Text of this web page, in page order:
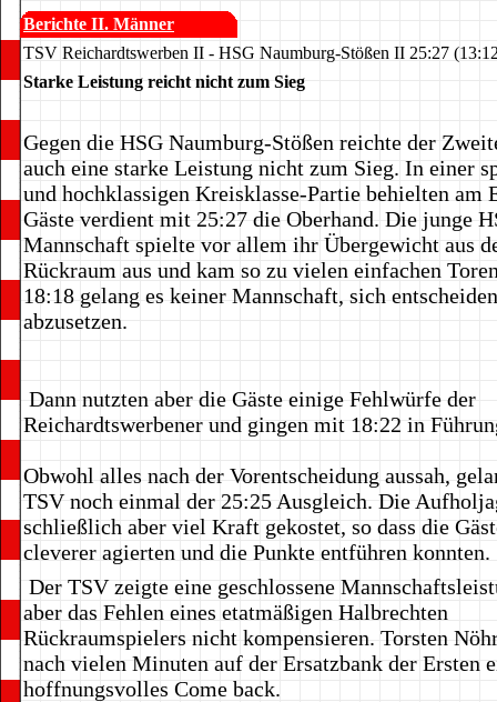
Berichte II. Männer
TSV Reichardtswerben II - HSG Naumburg-Stößen II 25:27
Starke Leistung reicht nicht zum Sieg
Gegen die HSG Naumburg-Stößen reichte der
auch eine starke Leistung nicht zum Sieg. In einer
und hochklassigen Kreisklasse-Partie behielten am
Gäste verdient mit 25:27 die Oberhand. Die junge
Mannschaft spielte vor allem ihr Übergewicht aus
Rückraum aus und kam so zu vielen einfachen
18:18 gelang es keiner Mannschaft, sich
abzusetzen.
Dann nutzten aber die Gäste einige Fehlwürfe der
Reichardtswerbener und gingen mit 18:22 in
Obwohl alles nach der Vorentscheidung aussah,
TSV noch einmal der 25:25 Ausgleich. Die
schließlich aber viel Kraft gekostet, so dass die
cleverer agierten und die Punkte entführen konnten.
Der TSV zeigte eine geschlossene
aber das Fehlen eines etatmäßigen Halbrechten
Rückraumspielers nicht kompensieren. Torsten
nach vielen Minuten auf der Ersatzbank der Ersten
hoffnungsvolles Come back.